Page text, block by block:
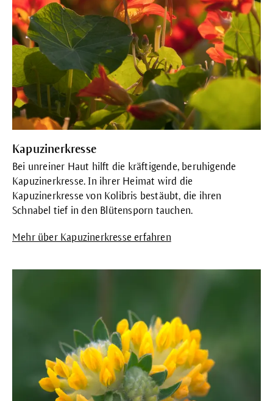
Kapuzinerkresse
Bei unreiner Haut hilft die kräftigende, beruhigende
Kapuzinerkresse.In ihrer Heimat wird die
Kapuzinerkresse von Kolibris bestäubt, die ihren
Schnabel tief in den Blütensporn tauchen.
Mehr über Kapuzinerkresse erfahren